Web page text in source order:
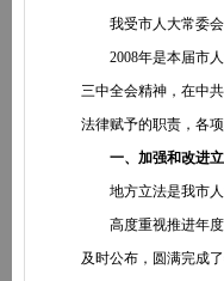
我受市人大常委会
2008年是本届市人
三中全会精神，在中
法律赋予的职责，各
一、加强和改进
地方立法是我市人
高度重视推进年度
及时公布，圆满完成了